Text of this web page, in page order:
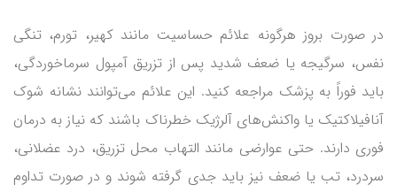
در صورت بروز هرگونه علائم حساسیت مانند کهیر، تورم، تنگی
نفس، سرگیجه یا ضعف شدید پس از تزریق آمپول سرماخوردگی،
باید فوراً به پزشک مراجعه کنید. این علائم می‌توانند نشانه شوک
آنافیلاکتیک یا واکنش‌های آلرژیک خطرناک باشند که نیاز به درمان
فوری دارند. حتی عوارضی مانند التهاب محل تزریق، درد عضلانی،
سردرد، تب یا ضعف نیز باید جدی گرفته شوند و در صورت تداوم